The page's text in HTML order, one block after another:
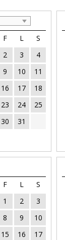
F L
S
2 3
4
9 10
11
16 17
18
23 24
25
30 31
F L
S
1 2
3
8 9
10
15 16
17